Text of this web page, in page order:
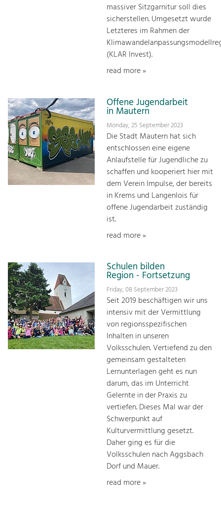
massiver Sitzgarnitur soll dies
sicherstellen. Umgesetzt wurde
Letzteres im Rahmen der
(KLAR Invest).
read more »
Offene Jugendarbeit
in Mautern
Monday, 25 September 2023
Die Stadt Mautern hat sich
entschlossen eine eigene
Anlaufstelle für Jugendliche zu
schaffen und kooperiert hier mit
dem Verein Impulse, der bereits
in Krems und Langenlois für
offene Jugendarbeit zuständig
ist.
read more »
Schulen bilden
Region - Fortsetzung
Friday, 08 September 2023
Seit 2019 beschäftigen wir uns
intensiv mit der Vermittlung
von regionsspezifischen
Inhalten in unseren
Volksschulen. Vertiefend zu den
gemeinsam gestalteten
Lernunterlagen geht es nun
darum, das im Unterricht
Gelernte in der Praxis zu
vertiefen. Dieses Mal war der
Schwerpunkt auf
Kulturvermittlung gesetzt.
Daher ging es für die
Volksschulen nach Aggsbach
Dorf und Mauer.
read more »